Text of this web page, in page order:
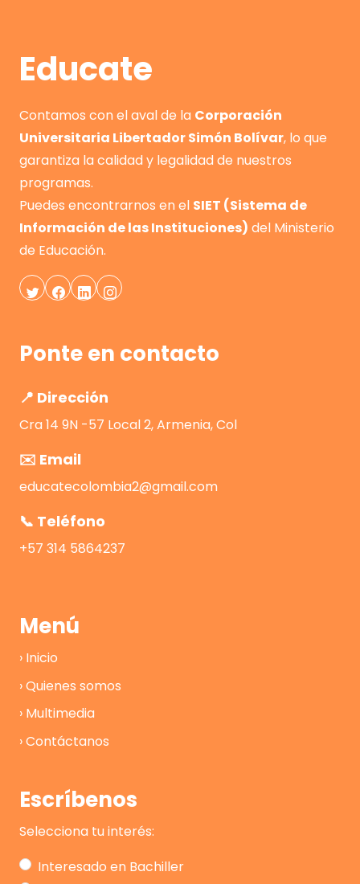
Educate
Contamos con el aval de la Corporación
Universitaria Libertador Simón Bolívar, lo que
garantiza la calidad y legalidad de nuestros
programas.
Puedes encontrarnos en el SIET (Sistema de
Información de las Instituciones) del Ministerio
de Educación.
Ponte en contacto
📍 Dirección
Cra 14 9N -57 Local 2, Armenia, Col
✉️ Email
educatecolombia2@gmail.com
📞 Teléfono
+57 314 5864237
Menú
› Inicio
› Quienes somos
› Multimedia
› Contáctanos
Escríbenos
Selecciona tu interés:
Interesado en Bachiller